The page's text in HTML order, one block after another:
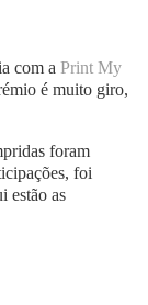
com a Print My
é muito giro,
foram
foi
estão as